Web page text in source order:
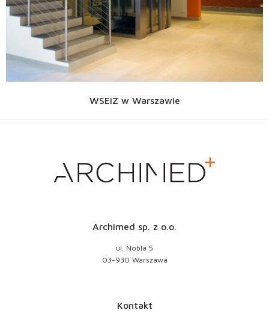
WSEiZ w Warszawie
Archimed sp. z o.o.
ul. Nobla 5
03-930 Warszawa
Kontakt